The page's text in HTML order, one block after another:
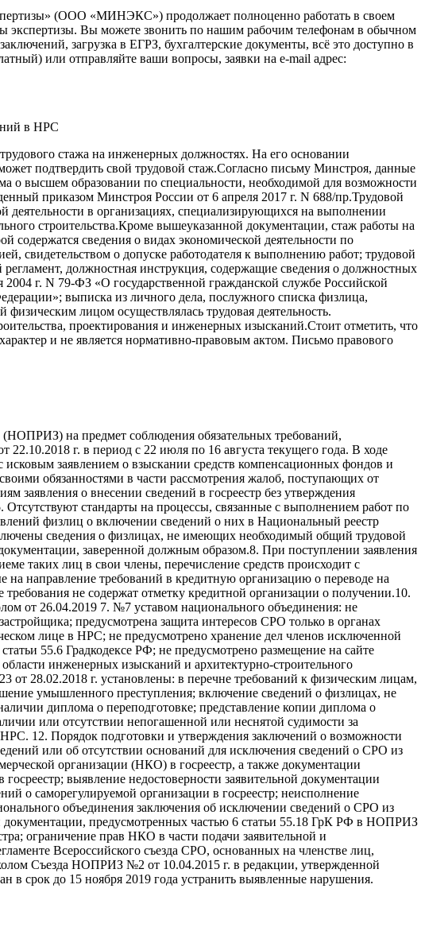
(ООО «МИНЭКС») продолжает полноценно работать в своем
экспертизы. Вы можете звонить по нашим рабочим телефонам в обычном
загрузка в ЕГРЗ, бухгалтерские документы, всё это доступно в
или отправляйте ваши вопросы, заявки на e-mail адрес:
в НРС
стажа на инженерных должностях. На его основании
подтвердить свой трудовой стаж.Согласно письму Минстроя, данные
о высшем образовании по специальности, необходимой для возможности
приказом Минстроя России от 6 апреля 2017 г. N 688/пр.Трудовой
деятельности в организациях, специализирующихся на выполнении
строительства.Кроме вышеуказанной документации, стаж работы на
сведения о видах экономической деятельности по
свидетельством о допуске работодателя к выполнению работ; трудовой
должностная инструкция, содержащие сведения о должностных
2004 г. N 79-ФЗ «О государственной гражданской службе Российской
выписка из личного дела, послужного списка физлица,
лицом осуществлялась трудовая деятельность.
проектирования и инженерных изысканий.Стоит отметить, что
и не является нормативно-правовым актом. Письмо правового
на предмет соблюдения обязательных требований,
г. в период с 22 июля по 16 августа текущего года. В ходе
заявлением о взыскании средств компенсационных фондов и
обязанностями в части рассмотрения жалоб, поступающих от
заявления о внесении сведений в госреестр без утверждения
стандарты на процессы, связанные с выполнением работ по
физлиц о включении сведений о них в Национальный реестр
сведения о физлицах, не имеющих необходимый общий трудовой
заверенной должным образом.8. При поступлении заявления
таких лиц в свои члены, перечисление средств происходит с
направление требований в кредитную организацию о переводе на
не содержат отметку кредитной организации о получении.10.
от 26.04.2019 7. №7 уставом национального объединения: не
предусмотрена защита интересов СРО только в органах
лице в НРС; не предусмотрено хранение дел членов исключенной
55.6 Градкодексе РФ; не предусмотрено размещение на сайте
инженерных изысканий и архитектурно-строительного
28.02.2018 г. установлены: в перечне требований к физическим лицам,
умышленного преступления; включение сведений о физлицах, не
диплома о переподготовке; представление копии диплома о
или отсутствии непогашенной или неснятой судимости за
12. Порядок подготовки и утверждения заключений о возможности
или об отсутствии оснований для исключения сведений о СРО из
организации (НКО) в госреестр, а также документации
выявление недостоверности заявительной документации
о саморегулируемой организации в госреестр; неисполнение
объединения заключения об исключении сведений о СРО из
документации, предусмотренных частью 6 статьи 55.18 ГрК РФ в НОПРИЗ
ограничение прав НКО в части подачи заявительной и
Всероссийского съезда СРО, основанных на членстве лиц,
Съезда НОПРИЗ №2 от 10.04.2015 г. в редакции, утвержденной
срок до 15 ноября 2019 года устранить выявленные нарушения.